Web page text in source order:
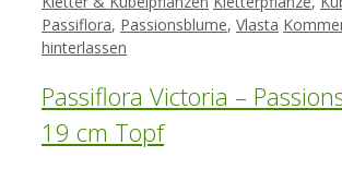
Passiflora, Passionsblume, Vlasta
hinterlassen
Passiflora Victoria –
19 cm Topf